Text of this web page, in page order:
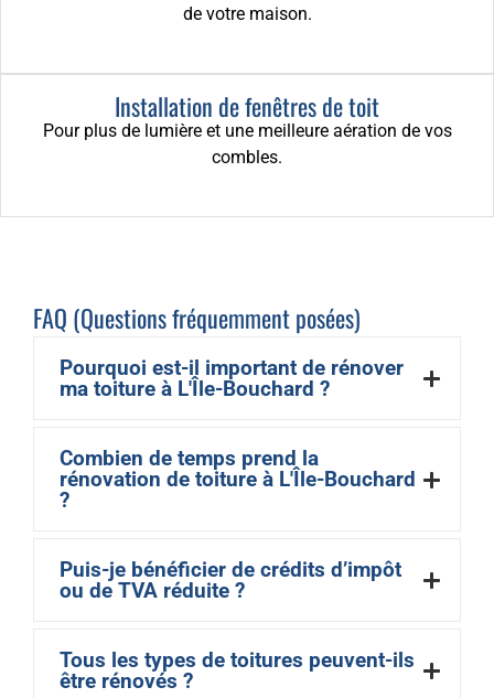
de votre maison.
Installation de fenêtres de toit
Pour plus de lumière et une meilleure aération de vos
combles.
FAQ (Questions fréquemment posées)
Pourquoi est-il important de rénover
ma toiture à L'Île-Bouchard ?
Combien de temps prend la
rénovation de toiture à L'Île-Bouchard
?
Puis-je bénéficier de crédits d’impôt
ou de TVA réduite ?
Tous les types de toitures peuvent-ils
être rénovés ?